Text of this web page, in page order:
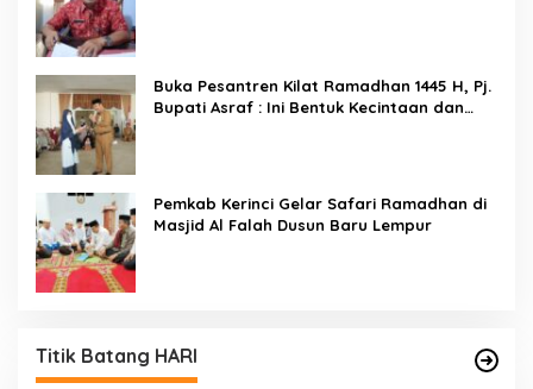
Buka Pesantren Kilat Ramadhan 1445 H, Pj.
Bupati Asraf : Ini Bentuk Kecintaan dan
Pemkab Kerinci Gelar Safari Ramadhan di
Masjid Al Falah Dusun Baru Lempur
Titik Batang HARI